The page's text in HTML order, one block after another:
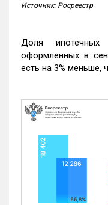
Источник: Росреестр
Доля
оформленных в
есть на 3% меньше,